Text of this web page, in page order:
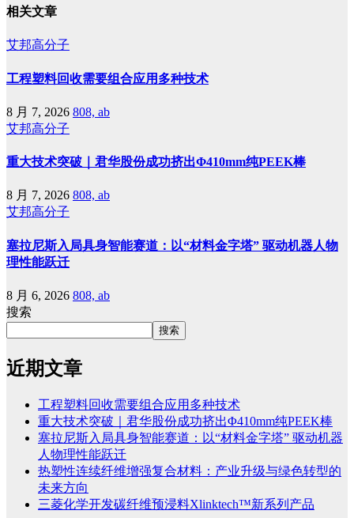
相关文章
艾邦高分子
工程塑料回收需要组合应用多种技术
8 月 7, 2026 808, ab
艾邦高分子
重大技术突破｜君华股份成功挤出Φ410mm纯PEEK棒
8 月 7, 2026 808, ab
艾邦高分子
塞拉尼斯入局具身智能赛道：以“材料金字塔” 驱动机器人物
理性能跃迁
8 月 6, 2026 808, ab
搜索
搜索
近期文章
工程塑料回收需要组合应用多种技术
重大技术突破｜君华股份成功挤出Φ410mm纯PEEK棒
塞拉尼斯入局具身智能赛道：以“材料金字塔” 驱动机器
人物理性能跃迁
热塑性连续纤维增强复合材料：产业升级与绿色转型的
未来方向
三菱化学开发碳纤维预浸料Xlinktech™新系列产品